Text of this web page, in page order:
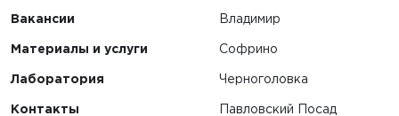
Вакансии
Материалы и услуги
Лаборатория
Контакты
Владимир
Софрино
Черноголовка
Павловский Посад